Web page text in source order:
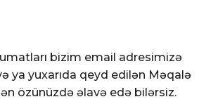
bizim email adresimizə
ya yuxarıda qeyd edilən Məqalə
özünüzdə əlavə edə bilərsiz.